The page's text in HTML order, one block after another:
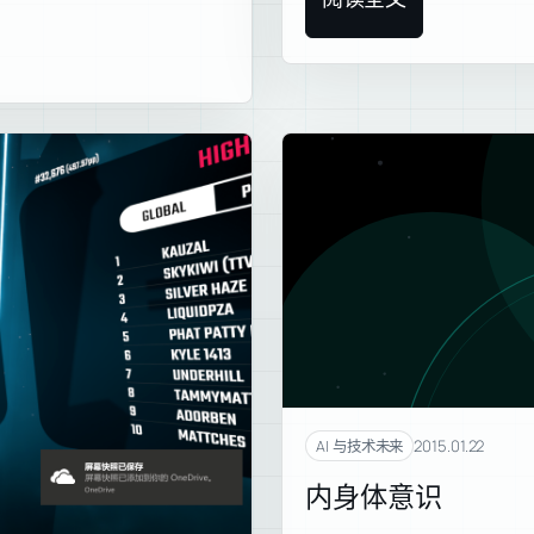
AI 与技术未来 2015.01.22
内身体意识